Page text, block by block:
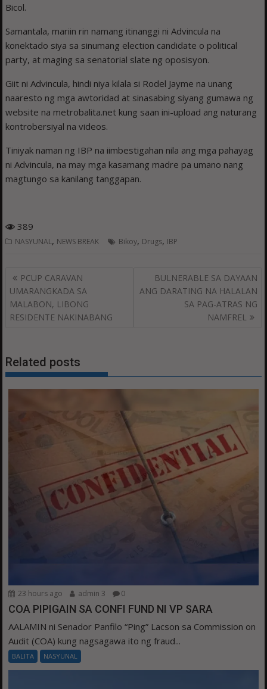
Bicol.
Samantala, mariin rin namang itinanggi ni Advincula na
konektado siya sa sinumang election candidate o political
party, at maging sa senatorial slate ng oposisyon.
Giit ni Advincula, hindi niya kilala si Rodel Jayme na unang
naaresto ng mga awtoridad at sinasabing siyang gumawa ng
website na metrobalita.net kung saan ini-upload ang naturang
kontrobersiyal na videos.
Tiniyak naman ng IBP na iimbestigahan nila ang mga pahayag
ni Advincula, na may mga kasamang madre pa umano nang
magtungo sa kanilang tanggapan.
389
NASYUNAL, NEWS BREAK Bikoy, Drugs, IBP
Post
navigation
PCUP CARAVAN
UMARANGKADA SA
MALABON, LIBONG
RESIDENTE NAKINABANG
BULNERABLE SA DAYAAN
ANG DARATING NA HALALAN
SA PAG-ATRAS NG
NAMFREL
Related posts
23 hours ago admin 3 0
COA PIPIGAIN SA CONFI FUND NI VP SARA
AALAMIN ni Senador Panfilo “Ping” Lacson sa Commission on
Audit (COA) kung nagsagawa ito ng fraud...
BALITA NASYUNAL